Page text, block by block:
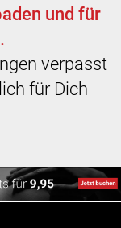
und für
verpasst
für Dich